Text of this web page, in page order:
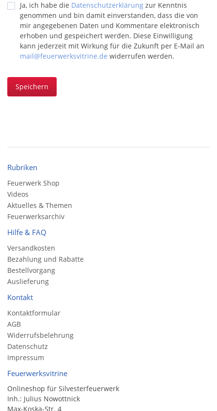
Ja, ich habe die Datenschutzerklärung zur Kenntnis
genommen und bin damit einverstanden, dass die von
mir angegebenen Daten und Kommentare elektronisch
erhoben und gespeichert werden. Diese Einwilligung
kann jederzeit mit Wirkung für die Zukunft per E-Mail an
mail@feuerwerksvitrine.de widerrufen werden.
Speichern
Rubriken
Feuerwerk Shop
Videos
Aktuelles & Themen
Feuerwerksarchiv
Hilfe & FAQ
Versandkosten
Bezahlung und Rabatte
Bestellvorgang
Auslieferung
Kontakt
Kontaktformular
AGB
Widerrufsbelehrung
Datenschutz
Impressum
Feuerwerksvitrine
Onlineshop für Silvesterfeuerwerk
Inh.: Julius Nowottnick
Max-Koska-Str. 4